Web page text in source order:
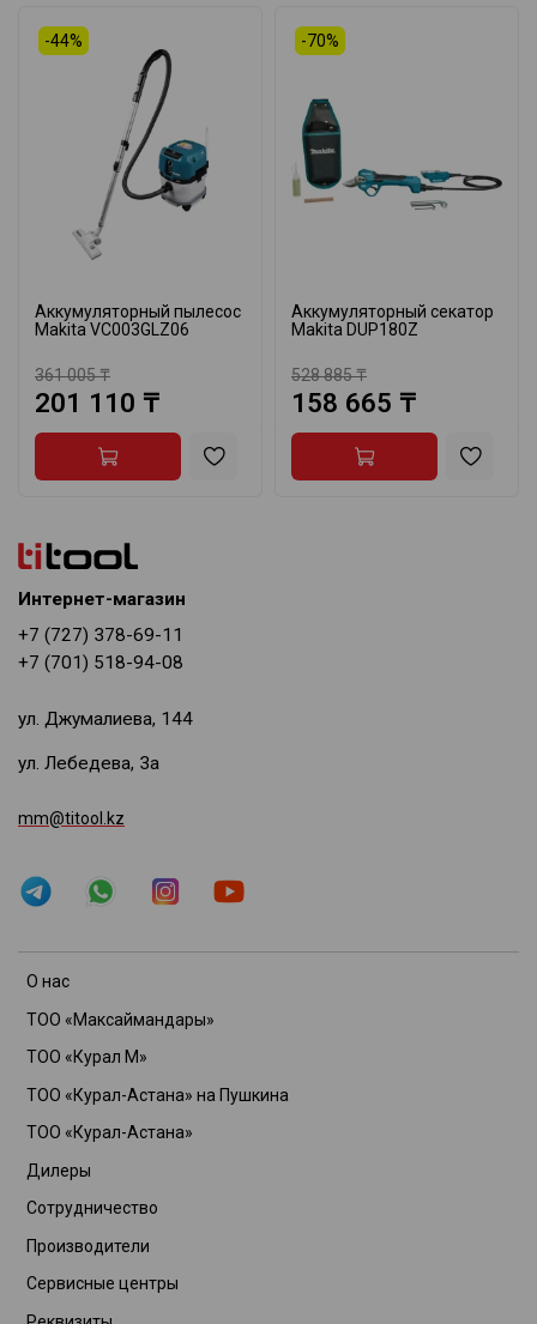
-44%
Аккумуляторный пылесос
Makita VC003GLZ06
361 005 ₸
201 110 ₸
-70%
Аккумуляторный секатор
Makita DUP180Z
528 885 ₸
158 665 ₸
О нас
ТОО «Максаймандары»
ТОО «Курал М»
ТОО «Курал-Астана» на Пушкина
ТОО «Курал-Астана»
Дилеры
Сотрудничество
Производители
Сервисные центры
Интернет-магазин
+7 (727) 378-69-11
+7 (701) 518-94-08
ул. Джумалиева, 144
ул. Лебедева, 3а
mm@titool.kz